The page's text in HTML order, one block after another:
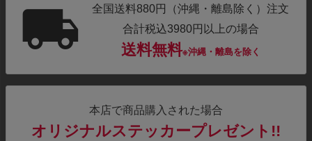
全国送料880円（沖縄・離島除く）注文
合計税込3980円以上の場合
送料無料※沖縄・離島を除く
本店で商品購入された場合
オリジナルステッカープレゼント!!